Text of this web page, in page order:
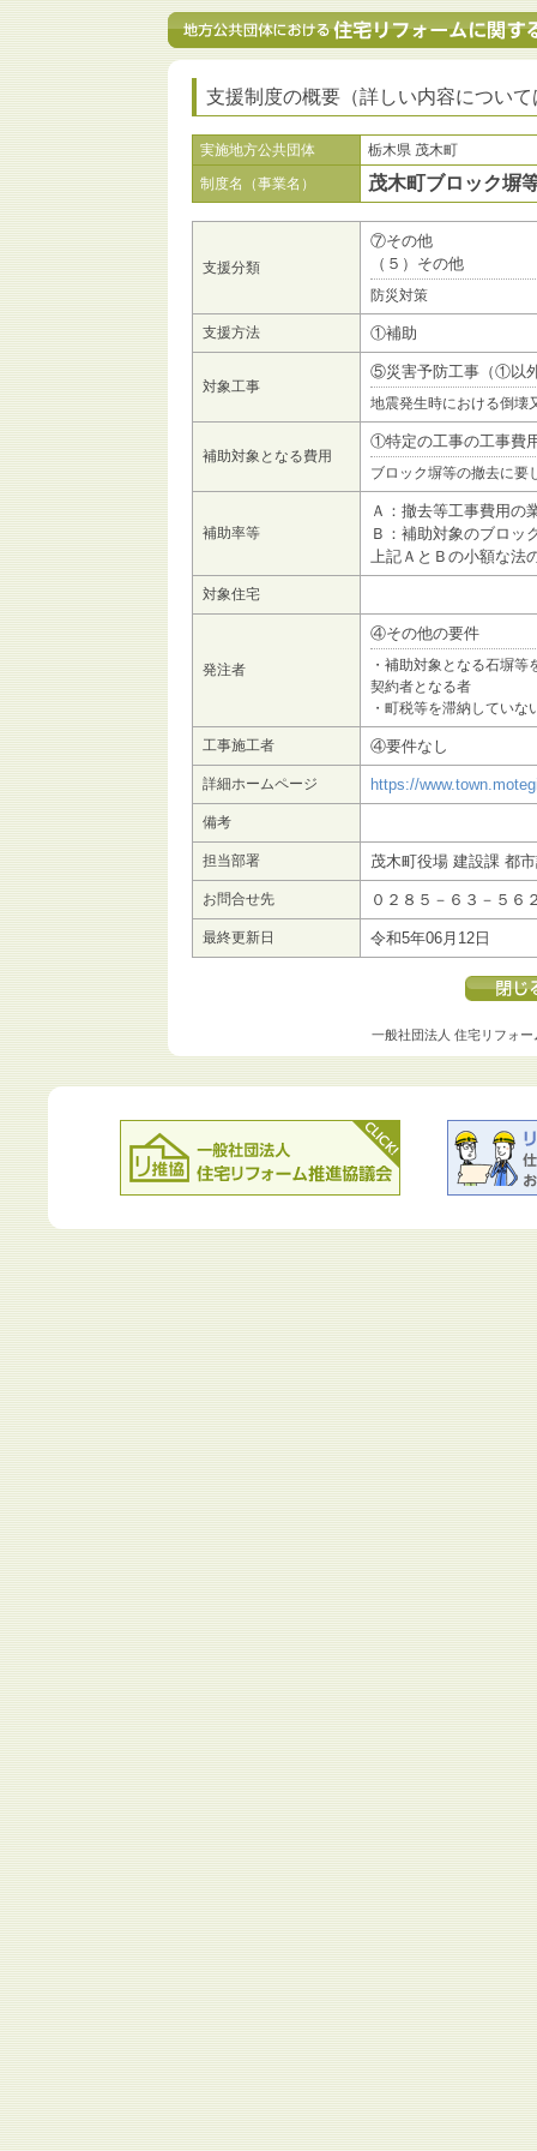
支援制度の概要（詳しい内容につい
実施地方公共団体
栃木県 茂木町
制度名（事業名）
茂木町ブロック塀
支援分類
⑦その他
（５）その他
防災対策
支援方法 ①補助
対象工事
⑤災害予防工事（①以
地震発生時における倒壊
補助対象となる費用
①特定の工事の工事費
ブロック塀等の撤去に要
補助率等
Ａ：撤去等工事費用の
Ｂ：補助対象のブロッ
上記ＡとＢの小額な法
対象住宅
発注者
④その他の要件
・補助対象となる石塀
契約者となる者
・町税等を滞納していな
工事施工者 ④要件なし
詳細ホームページ https://
備考
担当部署 茂木町役場 建設課 都
お問合せ先 ０２８５－６３－５６
最終更新日 令和5年06月12日
一般社団法人 住宅リフォー